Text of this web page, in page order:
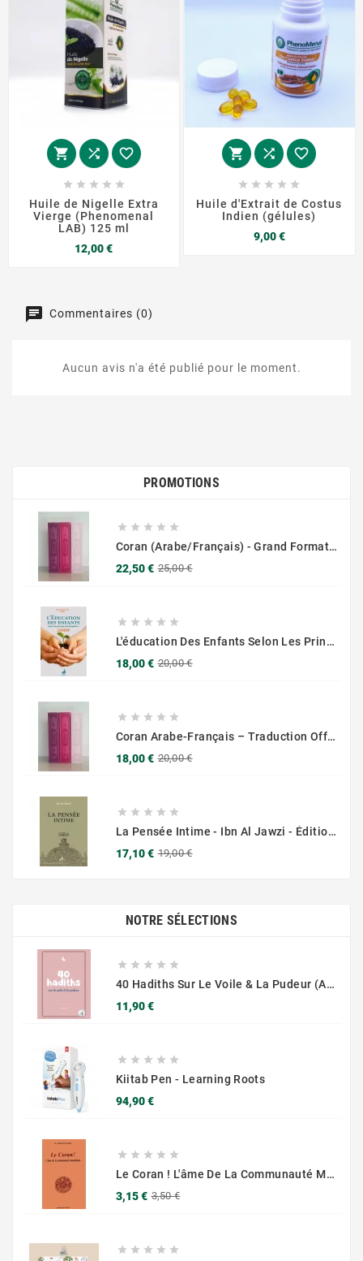
  
    
Huile de Nigelle Extra
Vierge (Phenomenal
LAB) 125 ml
12,00 €Prix
  
    
Huile d'Extrait de Costus
Indien (gélules)
9,00 €Prix
Commentaires (0)
Aucun avis n'a été publié pour le moment.
PROMOTIONS
    
Coran (Arabe/Français) - Grand Format 17x25 - Couverture Daim - Pages Dorées
22,50 € 25,00 €
    
L'éducation Des Enfants Selon Les Principes Du Prophète Sws
18,00 € 20,00 €
    
Coran Arabe-Français – Traduction Officielle (14x20 Cm ) – Couverture Daim Luxees Dorées
18,00 € 20,00 €
    
La Pensée Intime - Ibn Al Jawzi - Éditions Chama (Al Azhar)
17,10 € 19,00 €
NOTRE SÉLECTIONS
    
40 Hadiths Sur Le Voile & La Pudeur (avec Commentaires) – Anissa Editions
11,90 €Prix
    
Kiitab Pen - Learning Roots
94,90 €Prix
    
Le Coran ! L'âme De La Communauté Musulmane - Editions Chama Al Azhar
3,15 € 3,50 €
    